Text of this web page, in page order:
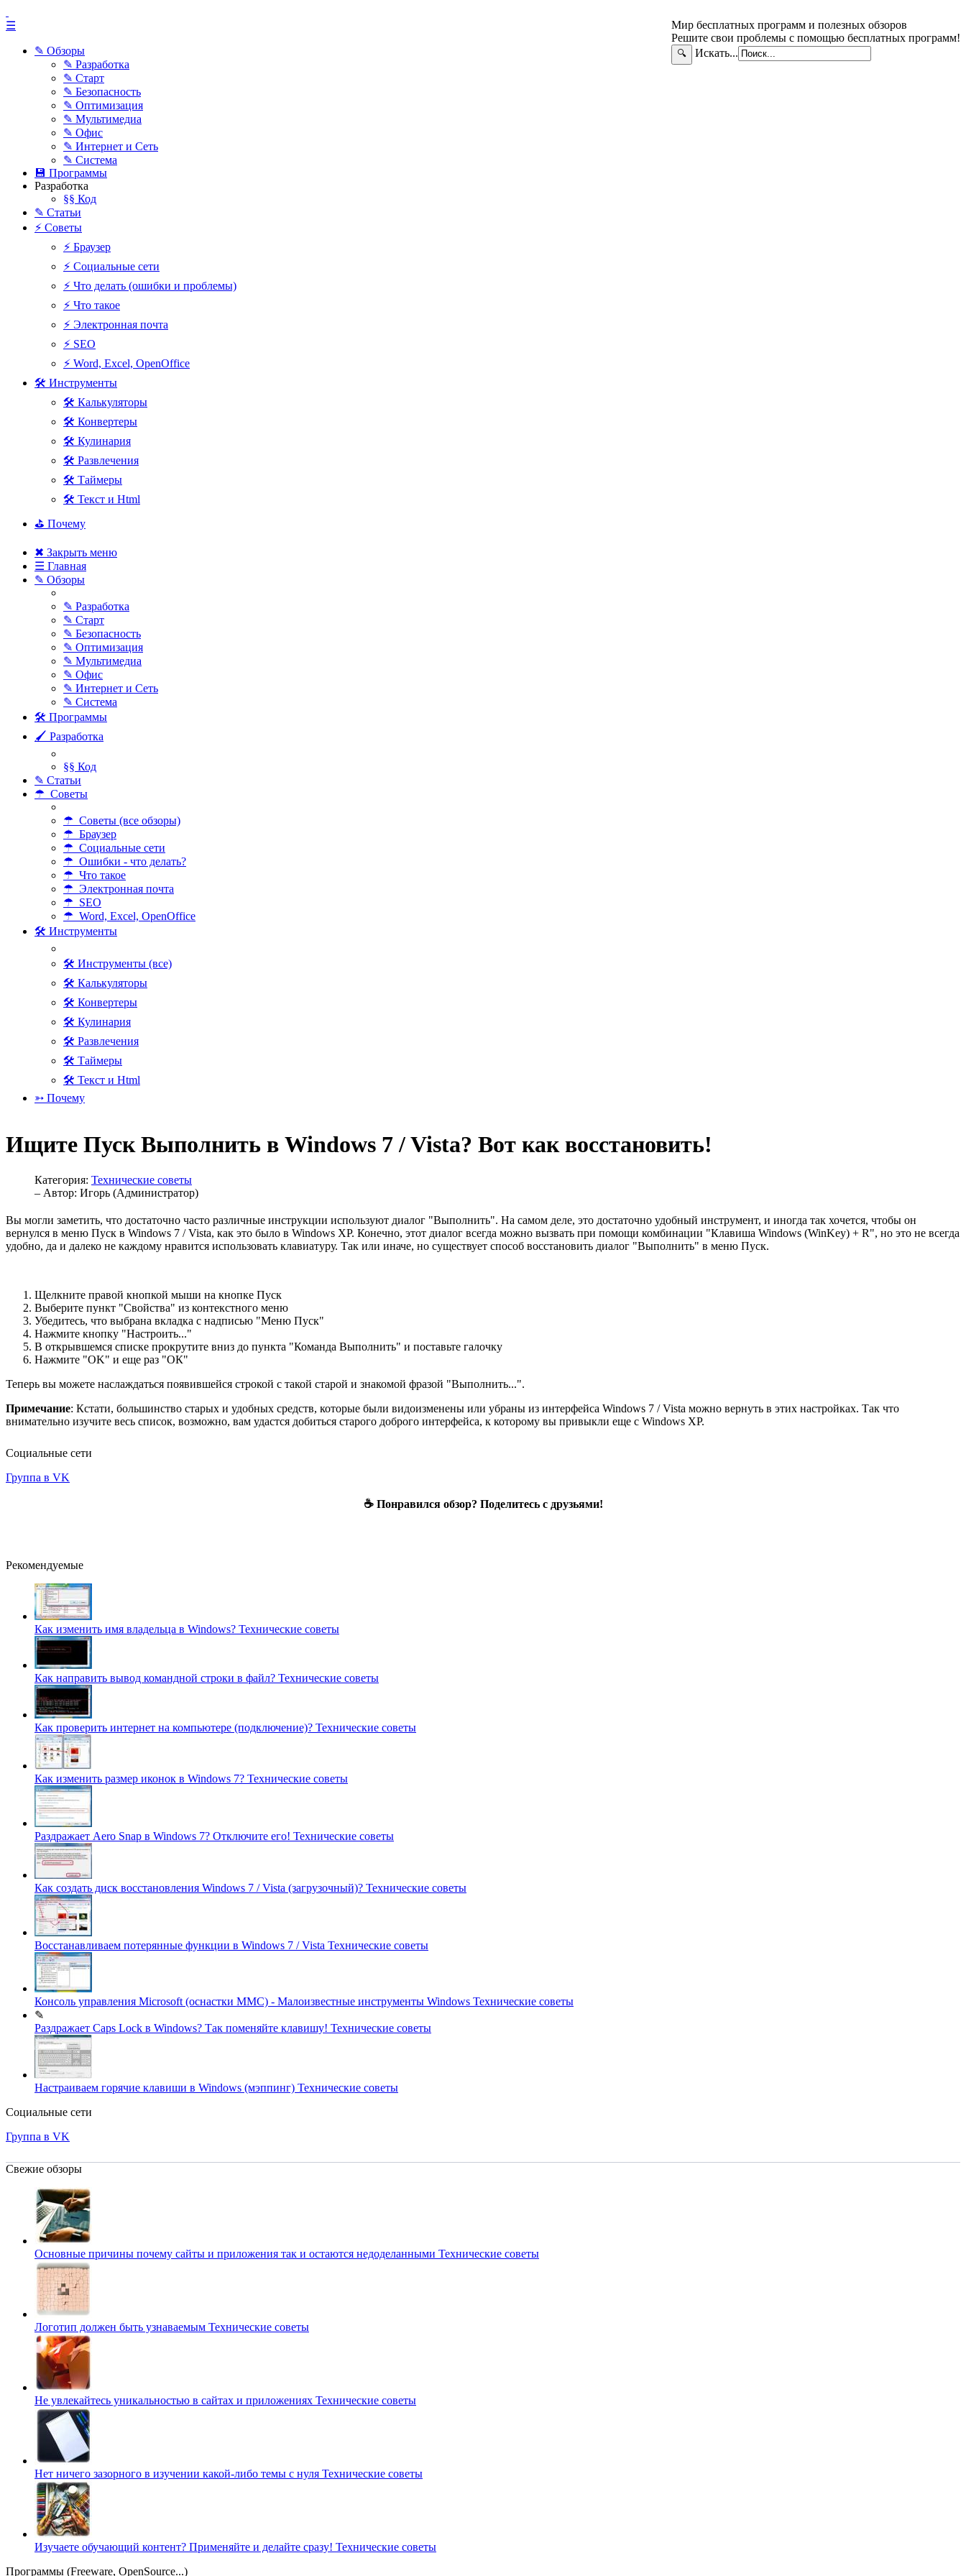
Мир бесплатных программ и полезных обзоров
Решите свои проблемы с помощью бесплатных программ!
🔍 Искать...
☰
✎ Обзоры
✎ Разработка
✎ Старт
✎ Безопасность
✎ Оптимизация
✎ Мультимедиа
✎ Офис
✎ Интернет и Сеть
✎ Система
💾 Программы
Разработка
§§ Код
✎ Статьи
⚡ Советы
⚡ Браузер
⚡ Социальные сети
⚡ Что делать (ошибки и проблемы)
⚡ Что такое
⚡ Электронная почта
⚡ SEO
⚡ Word, Excel, OpenOffice
🛠 Инструменты
🛠 Калькуляторы
🛠 Конвертеры
🛠 Кулинария
🛠 Развлечения
🛠 Таймеры
🛠 Текст и Html
⛳ Почему
✖ Закрыть меню
☰ Главная
✎ Обзоры
✎ Разработка
✎ Старт
✎ Безопасность
✎ Оптимизация
✎ Мультимедиа
✎ Офис
✎ Интернет и Сеть
✎ Система
🛠 Программы
🖌 Разработка
§§ Код
✎ Статьи
☂ Советы
☂ Советы (все обзоры)
☂ Браузер
☂ Социальные сети
☂ Ошибки - что делать?
☂ Что такое
☂ Электронная почта
☂ SEO
☂ Word, Excel, OpenOffice
🛠 Инструменты
🛠 Инструменты (все)
🛠 Калькуляторы
🛠 Конвертеры
🛠 Кулинария
🛠 Развлечения
🛠 Таймеры
🛠 Текст и Html
➳ Почему
Ищите Пуск Выполнить в Windows 7 / Vista? Вот как восстановить!
Категория: Технические советы
– Автор: Игорь (Администратор)
Вы могли заметить, что достаточно часто различные инструкции используют диалог "Выполнить". На самом деле, это достаточно удобный инструмент, и иногда так хочется, чтобы он
вернулся в меню Пуск в Windows 7 / Vista, как это было в Windows XP. Конечно, этот диалог всегда можно вызвать при помощи комбинации "Клавиша Windows (WinKey) + R", но это не всегда
удобно, да и далеко не каждому нравится использовать клавиатуру. Так или иначе, но существует способ восстановить диалог "Выполнить" в меню Пуск.
Щелкните правой кнопкой мыши на кнопке Пуск
Выберите пункт "Свойства" из контекстного меню
Убедитесь, что выбрана вкладка с надписью "Меню Пуск"
Нажмите кнопку "Настроить..."
В открывшемся списке прокрутите вниз до пункта "Команда Выполнить" и поставьте галочку
Нажмите "OK" и еще раз "ОК"
Теперь вы можете наслаждаться появившейся строкой с такой старой и знакомой фразой "Выполнить...".
Примечание: Кстати, большинство старых и удобных средств, которые были видоизменены или убраны из интерфейса Windows 7 / Vista можно вернуть в этих настройках. Так что
внимательно изучите весь список, возможно, вам удастся добиться старого доброго интерфейса, к которому вы привыкли еще с Windows XP.
Социальные сети
Группа в VK
☕ Понравился обзор? Поделитесь с друзьями!
Рекомендуемые
Как изменить имя владельца в Windows? Технические советы
Как направить вывод командной строки в файл? Технические советы
Как проверить интернет на компьютере (подключение)? Технические советы
Как изменить размер иконок в Windows 7? Технические советы
Раздражает Aero Snap в Windows 7? Отключите его! Технические советы
Как создать диск восстановления Windows 7 / Vista (загрузочный)? Технические советы
Восстанавливаем потерянные функции в Windows 7 / Vista Технические советы
Консоль управления Microsoft (оснастки MMC) - Малоизвестные инструменты Windows Технические советы
✎
Раздражает Caps Lock в Windows? Так поменяйте клавишу! Технические советы
Настраиваем горячие клавиши в Windows (мэппинг) Технические советы
Социальные сети
Группа в VK
Свежие обзоры
Основные причины почему сайты и приложения так и остаются недоделанными Технические советы
Логотип должен быть узнаваемым Технические советы
Не увлекайтесь уникальностью в сайтах и приложениях Технические советы
Нет ничего зазорного в изучении какой-либо темы с нуля Технические советы
Изучаете обучающий контент? Применяйте и делайте сразу! Технические советы
Программы (Freeware, OpenSource...)